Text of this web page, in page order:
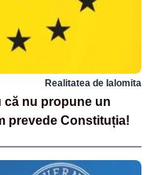
Realitatea de Ialomita
că nu propune un
prevede Constituția!